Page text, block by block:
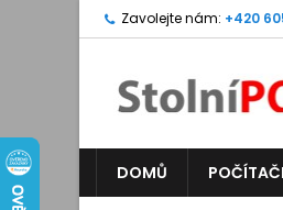
Zavolejte nám: +420
DOMŮ